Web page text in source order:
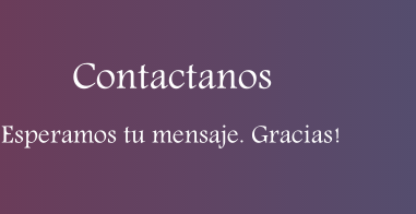
Contactanos
Esperamos tu mensaje. Gracias!